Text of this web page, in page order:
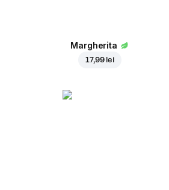
Margherita
17,99 lei